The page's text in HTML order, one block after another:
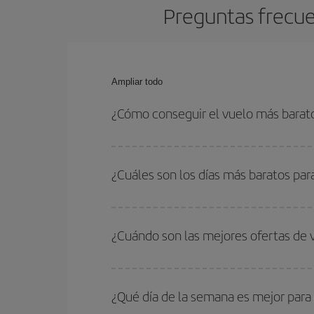
Preguntas
Ampliar todo
¿Cómo conseguir el vuelo más
fechas y horarios de ida y vuelta.
¿Cuáles son los días más baratos
quieres ir y en qué fechas habías pensado
para que puedas encontrar la mejor oferta.
¿Cuándo son las mejores ofertas
periodos de vacaciones escolares son
precios encontrarás.
¿Qué día de la semana es mejor